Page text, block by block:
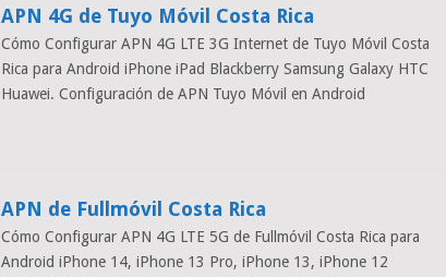
APN 4G de Tuyo Móvil Costa Rica
Cómo Configurar APN 4G LTE 3G Internet de Tuyo Móvil Costa
Rica para Android iPhone iPad Blackberry Samsung Galaxy HTC
Huawei. Configuración de APN Tuyo Móvil en Android
APN de Fullmóvil Costa Rica
Cómo Configurar APN 4G LTE 5G de Fullmóvil Costa Rica para
Android iPhone 14, iPhone 13 Pro, iPhone 13, iPhone 12